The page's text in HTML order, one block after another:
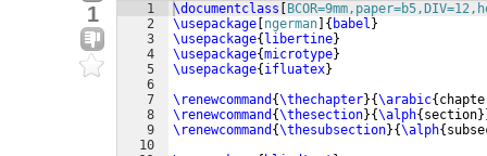
1
1
2
3
4
5
6
7
8
9
10
\documentclass
\usepackage ngerman { babel }
\usepackage{ libertine}
\usepackage{microtype}
\usepackage{ ifluatex}
\renewcommand {\thechapter}{\arabic{
\renewcommand {\thesection}{\alph{ section
\renewcommand {\thesubsection}{\alph{